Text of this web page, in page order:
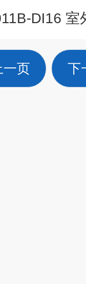
DI16 室
一页 下